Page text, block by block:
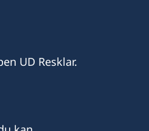
UD Resklar.